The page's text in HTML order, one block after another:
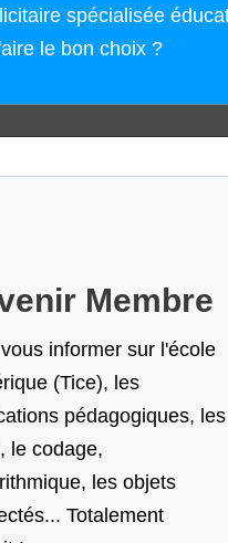
spécialisée
le bon choix ?
Membre
informer sur l'école
(Tice), les
pédagogiques, les
le codage,
les objets
Totalement